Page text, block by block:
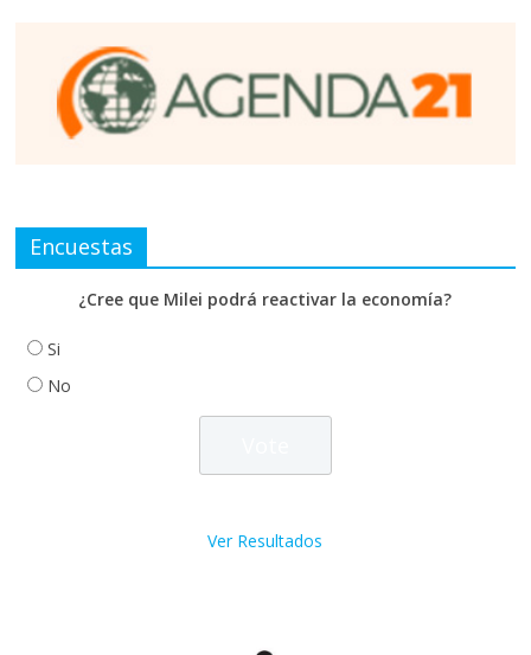
Encuestas
¿Cree que Milei podrá reactivar la economía?
Si
No
Ver Resultados